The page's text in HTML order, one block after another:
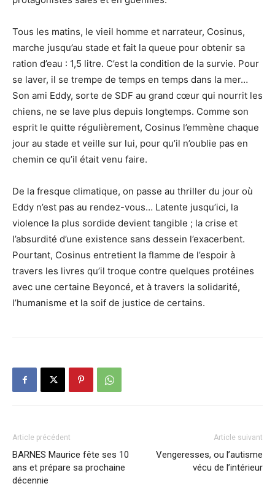
Tous les matins, le vieil homme et narrateur, Cosinus,
marche jusqu’au stade et fait la queue pour obtenir sa
ration d’eau : 1,5 litre. C’est la condition de la survie. Pour
se laver, il se trempe de temps en temps dans la mer…
Son ami Eddy, sorte de SDF au grand cœur qui nourrit les
chiens, ne se lave plus depuis longtemps. Comme son
esprit le quitte régulièrement, Cosinus l’emmène chaque
jour au stade et veille sur lui, pour qu’il n’oublie pas en
chemin ce qu’il était venu faire.
De la fresque climatique, on passe au thriller du jour où
Eddy n’est pas au rendez-vous… Latente jusqu’ici, la
violence la plus sordide devient tangible ; la crise et
l’absurdité d’une existence sans dessein l’exacerbent.
Pourtant, Cosinus entretient la flamme de l’espoir à
travers les livres qu’il troque contre quelques protéines
avec une certaine Beyoncé, et à travers la solidarité,
l’humanisme et la soif de justice de certains.
Article précédent
BARNES Maurice fête ses 10
ans et prépare sa prochaine
décennie
Article suivant
Vengeresses, ou l’autisme
vécu de l’intérieur